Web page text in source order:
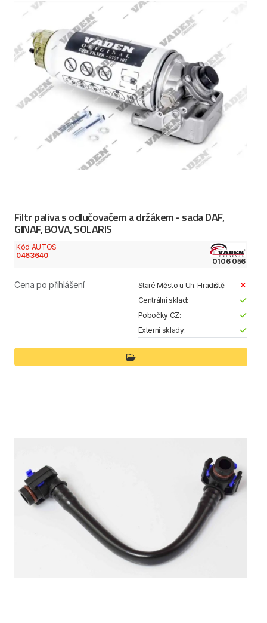
Filtr paliva s odlučovačem a držákem - sada DAF,
GINAF, BOVA, SOLARIS
Kód AUTOS
0463640
0106 056
Cena po přihlášení
Staré Město u Uh. Hradiště:
Centrální sklad:
Pobočky CZ:
Externí sklady: